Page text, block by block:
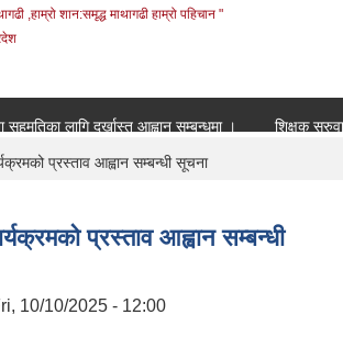
,हाम्रो शान:समृद्ध माथागढी हाम्रो पहिचान "
लागि दर्खास्त आह्वान सम्बन्धमा ।
शिक्षक सरुवा
प्रस्ताव आह्वान सम्बन्धी सूचना
प्रस्ताव आह्वान सम्बन्धी
10/10/2025 - 12:00